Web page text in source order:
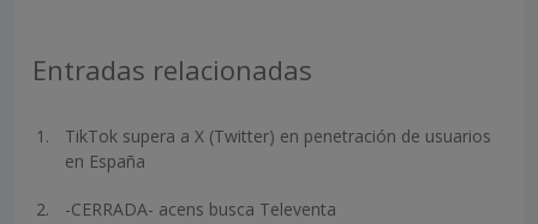
Entradas relacionadas
TikTok supera a X (Twitter) en penetración de usuarios
en España
-CERRADA- acens busca Televenta